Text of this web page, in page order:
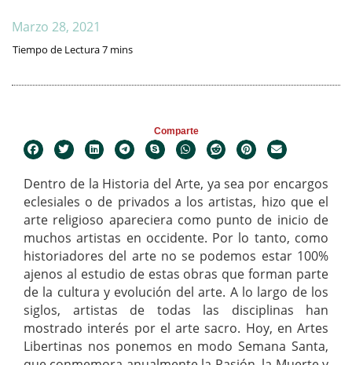
Marzo 28, 2021
Comparte
Dentro de la Historia del Arte, ya sea por encargos
eclesiales o de privados a los artistas, hizo que el
arte religioso apareciera como punto de inicio de
muchos artistas en occidente. Por lo tanto, como
historiadores del arte no se podemos estar 100%
ajenos al estudio de estas obras que forman parte
de la cultura y evolución del arte. A lo largo de los
siglos, artistas de todas las disciplinas han
mostrado interés por el arte sacro. Hoy, en Artes
Libertinas nos ponemos en modo Semana Santa,